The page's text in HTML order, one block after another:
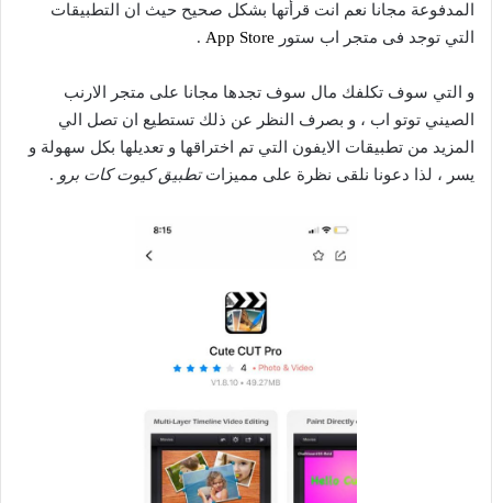
المدفوعة مجانا نعم انت قرأتها بشكل صحيح حيث ان التطبيقات
التي توجد فى متجر اب ستور App Store
.
و التي سوف تكلفك مال سوف تجدها مجانا على متجر الارنب
الصيني توتو اب ، و بصرف النظر عن ذلك تستطيع ان تصل الي
المزيد من تطبيقات الايفون التي تم اختراقها و تعديلها بكل سهولة و
يسر ، لذا دعونا نلقى نظرة على مميزاتتطبيق كيوت كات برو .